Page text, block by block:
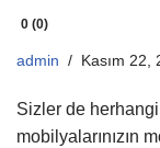
0 (0)
admin Kasım 22,
Sizler de
mobilyalarınızın